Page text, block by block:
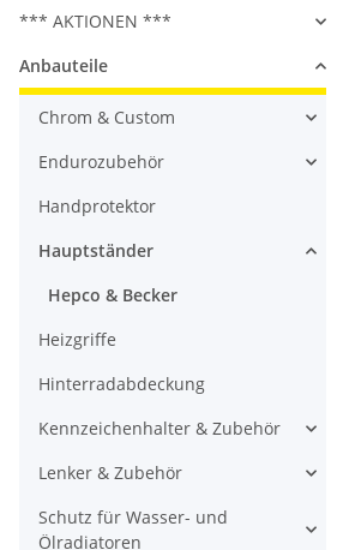
*** AKTIONEN ***
Anbauteile
Chrom & Custom
Endurozubehör
Handprotektor
Hauptständer
Hepco & Becker
Heizgriffe
Hinterradabdeckung
Kennzeichenhalter & Zubehör
Lenker & Zubehör
Schutz für Wasser- und
Ölradiatoren